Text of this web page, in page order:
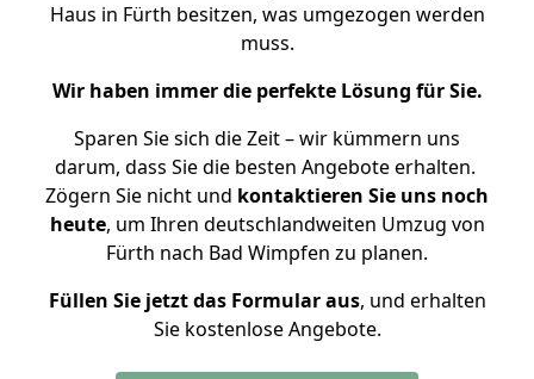
Haus in Fürth besitzen, was umgezogen werden
muss.
Wir haben immer die perfekte Lösung für Sie.
Sparen Sie sich die Zeit – wir kümmern uns
darum, dass Sie die besten Angebote erhalten.
Zögern Sie nicht und kontaktieren Sie uns noch
heute, um Ihren deutschlandweiten Umzug von
Fürth nach Bad Wimpfen zu planen.
Füllen Sie jetzt das Formular aus, und erhalten
Sie kostenlose Angebote.